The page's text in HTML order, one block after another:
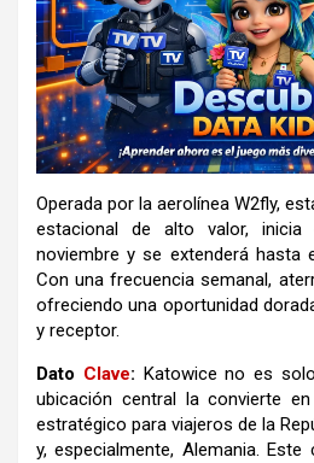
Operada por la aerolínea W2fly,
estacional de alto valor,
noviembre y se extenderá hasta
Con una frecuencia semanal,
ofreciendo una oportunidad
y receptor.
Dato Clave: Katowice no es
ubicación central la convierte
estratégico para viajeros de la
y, especialmente, Alemania.